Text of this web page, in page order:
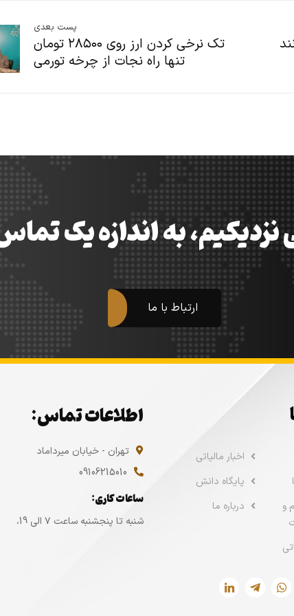
پست بعدی
تک نرخی کردن ارز روی ۲۸۵۰۰ تومان
تنها راه نجات از چرخه تورمی
نزدیکیم، به اندازه یک
ارتباط با ما
اخبار مالیاتی
پایگاه دانش
و
درباره ما
اطلاعات تماس:
تهران - خیابان میرداماد
09106215010
ساعات کاری:
شنبه تا پنجشنبه ساعت ۷ الی 19،